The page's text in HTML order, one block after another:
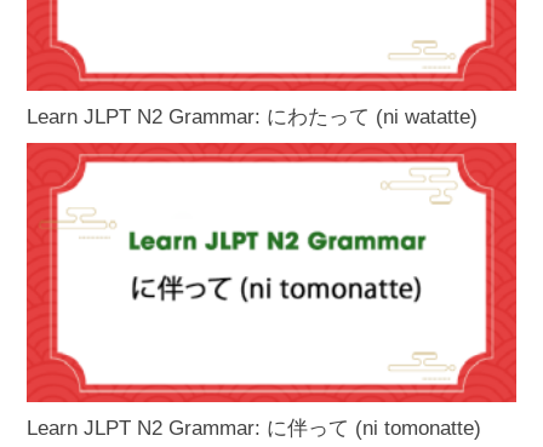
Learn JLPT N2 Grammar: にわたって (ni watatte)
Learn JLPT N2 Grammar: に伴って (ni tomonatte)